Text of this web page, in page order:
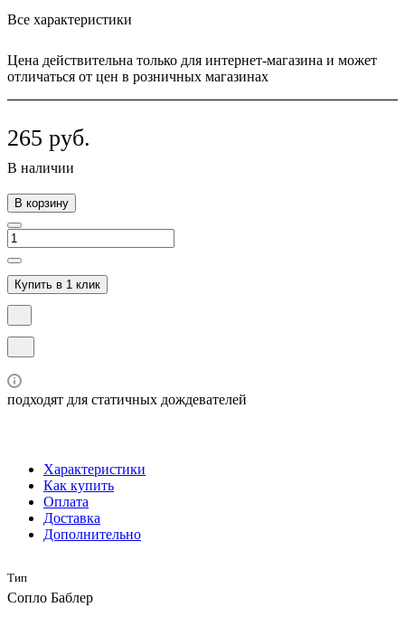
Все характеристики
Цена действительна только для интернет-магазина и может
отличаться от цен в розничных магазинах
265 руб.
В наличии
В корзину
Купить в 1 клик
подходят для статичных дождевателей
Характеристики
Как купить
Оплата
Доставка
Дополнительно
Тип
Сопло Баблер